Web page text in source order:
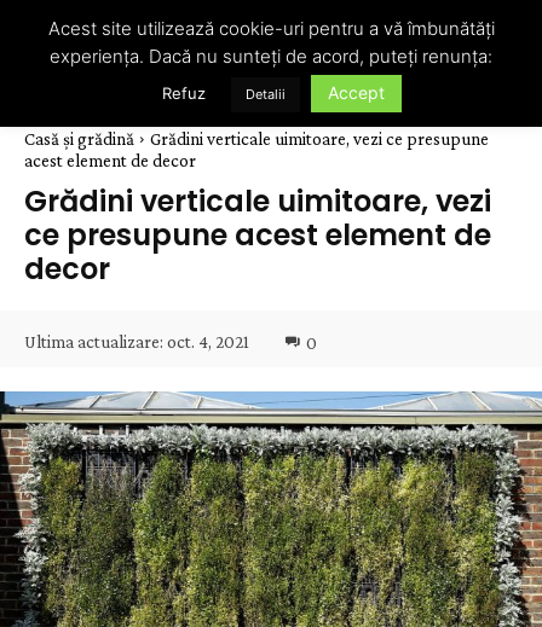
Casă și grădină
Grădini verticale uimitoare, vezi ce presupune
acest element de decor
Grădini verticale uimitoare, vezi
ce presupune acest element de
decor
Ultima actualizare: oct. 4, 2021 0
Acest site utilizează cookie-uri pentru a vă îmbunătăți
experiența. Dacă nu sunteți de acord, puteți renunța:
Refuz Detalii Accept